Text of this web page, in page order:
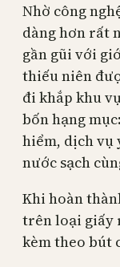
Nhờ công
dàng hơn rất
gần gũi với
thiếu niên
đi khắp khu
bốn hạng
hiểm, dịch vụ
nước sạch
Khi hoàn
trên loại giấy
kèm theo bút